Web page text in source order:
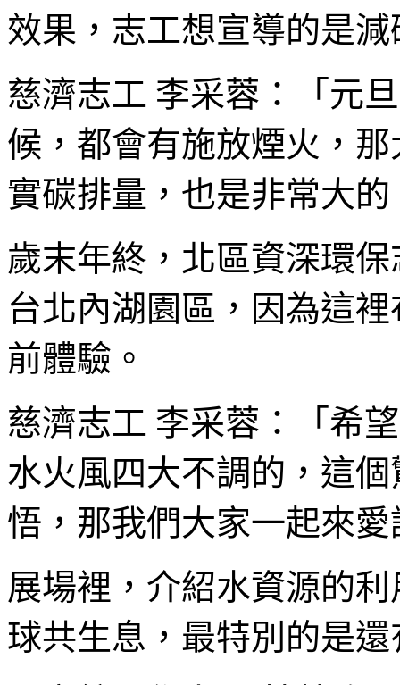
效果，志工想宣導的是
慈濟志工 李采蓉：「元
候，都會有施放煙火，
實碳排量，也是非常大
歲末年終，北區資深環
台北內湖園區，因為這
前體驗。
慈濟志工 李采蓉：「希
水火風四大不調的，這
悟，那我們大家一起來
展場裡，介紹水資源的
球共生息，最特別的是